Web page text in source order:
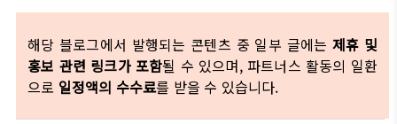
해당 블로그에서 발행되는 콘텐츠 중 일부 글에는 제휴 및
홍보 관련 링크가 포함될 수 있으며, 파트너스 활동의 일환
으로 일정액의 수수료를 받을 수 있습니다.